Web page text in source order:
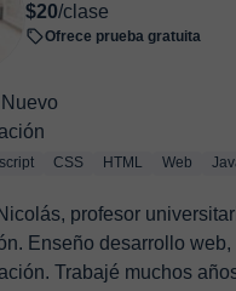
$20/clase
Ofrece prueba gratuita
CSS HTML Web
profesor
Enseño desarrollo
Trabajé muchos